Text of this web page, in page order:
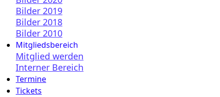
Bilder 2019
Bilder 2018
Bilder 2010
Mitgliedsbereich
Mitglied werden
Interner Bereich
Termine
Tickets